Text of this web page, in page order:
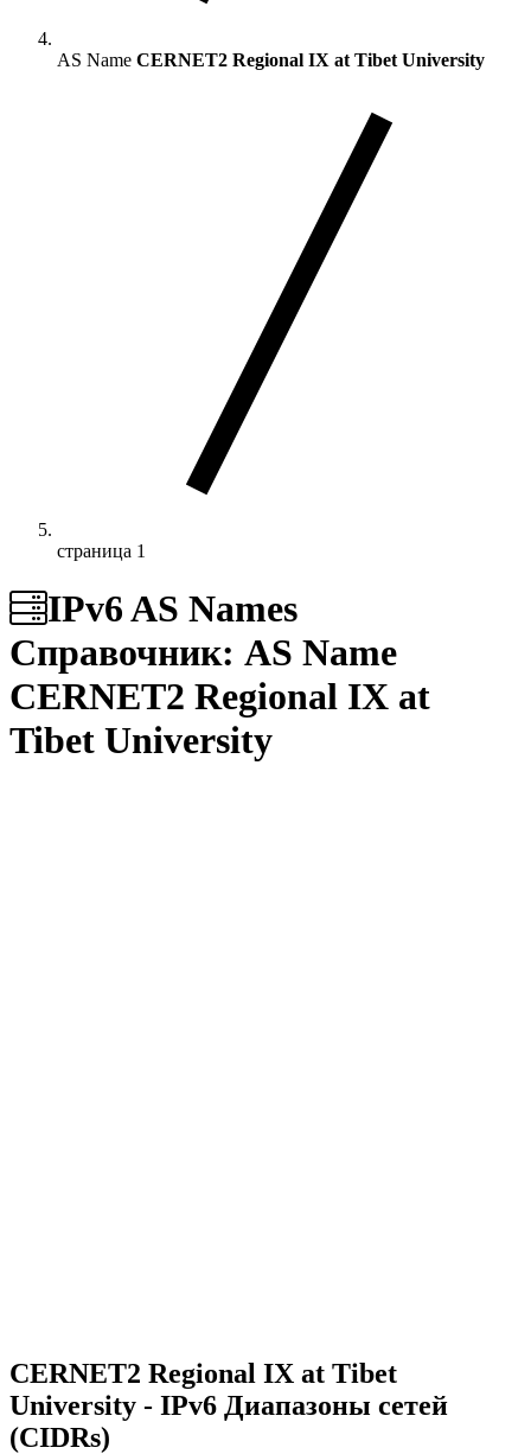
AS Name CERNET2 Regional IX at Tibet University
страница 1
IPv6 AS Names
Справочник: AS Name
CERNET2 Regional IX at
Tibet University
CERNET2 Regional IX at Tibet
University - IPv6 Диапазоны сетей
(CIDRs)